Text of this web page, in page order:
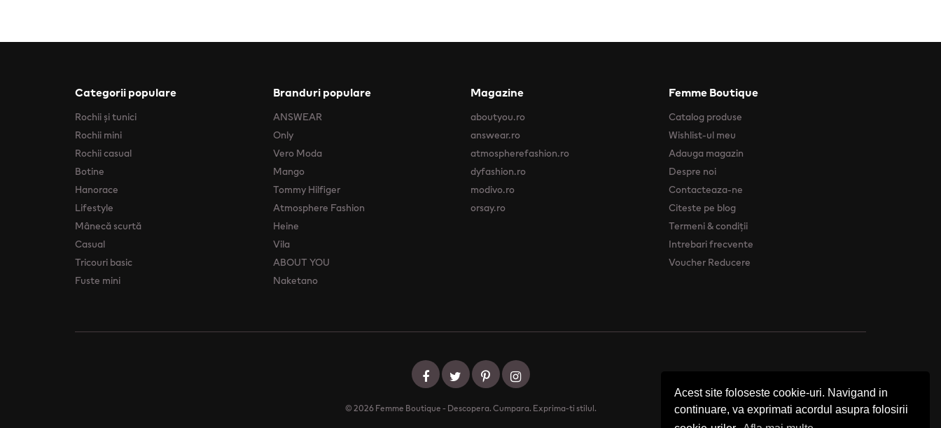
Acest site foloseste cookie-uri. Navigand in
continuare, va exprimati acordul asupra folosirii
Categorii populare
Rochii şi tunici
Rochii mini
Rochii casual
Botine
Hanorace
Lifestyle
Mânecă scurtă
Casual
Tricouri basic
Fuste mini
Branduri populare
ANSWEAR
Only
Vero Moda
Mango
Tommy Hilfiger
Atmosphere Fashion
Heine
Vila
ABOUT YOU
Naketano
Magazine
aboutyou.ro
answear.ro
atmospherefashion.ro
dyfashion.ro
modivo.ro
orsay.ro
Femme Boutique
Catalog produse
Wishlist-ul meu
Adauga magazin
Despre noi
Contacteaza-ne
Citeste pe blog
Termeni & condiții
Intrebari frecvente
Voucher Reducere
© 2026 Femme Boutique - Descopera. Cumpara. Exprima-ti stilul.